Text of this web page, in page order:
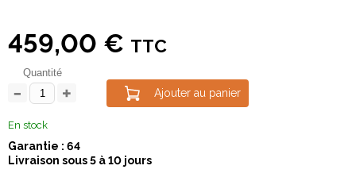
459,00 € TTC
Quantité
Ajouter au panier
En stock
Garantie : 64
Livraison sous 5 à 10 jours